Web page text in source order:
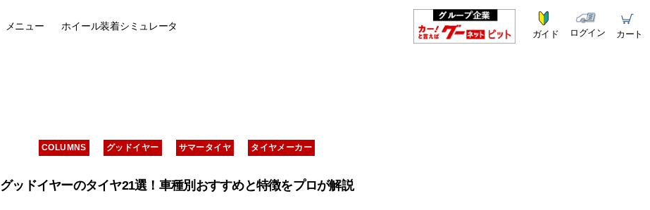
メニュー ホイール装着シミュレータ
ガイド ログイン カート
カ
テ
ー
COLUMNS グッドイヤー サマータイヤ タイヤメーカー
グッドイヤーのタイヤ21選！車種別おすすめと特徴をプロが解説